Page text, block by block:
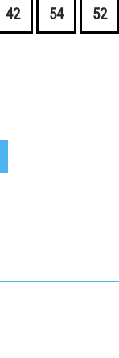
42 54 52